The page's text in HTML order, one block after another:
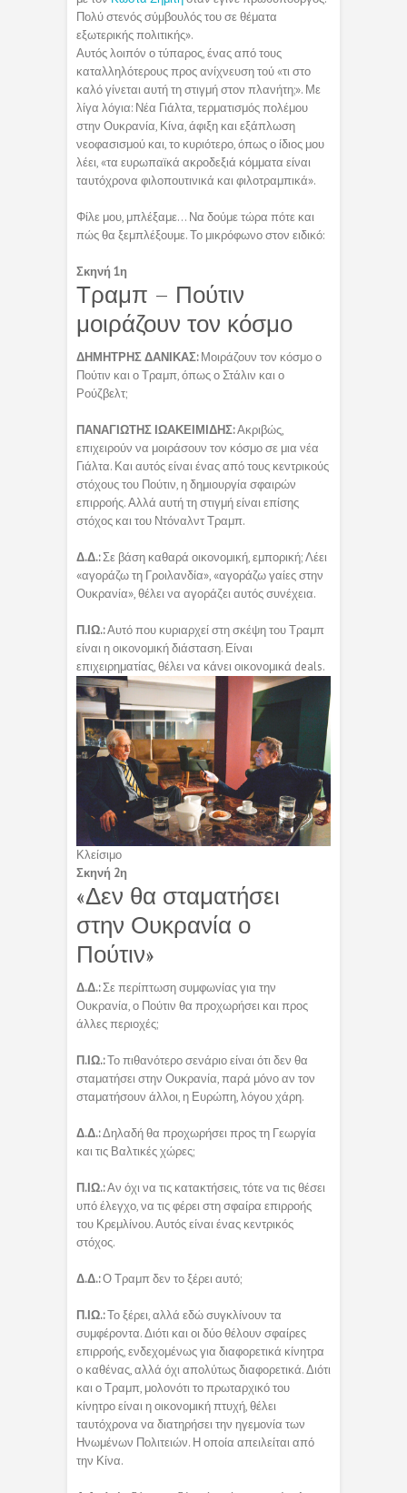
Πολύ στενός σύμβουλός του σε θέματα
εξωτερικής πολιτικής».
Αυτός λοιπόν ο τύπαρος, ένας από τους
καταλληλότερους προς ανίχνευση τού «τι στο
καλό γίνεται αυτή τη στιγμή στον πλανήτη;». Με
λίγα λόγια: Νέα Γιάλτα, τερματισμός πολέμου
στην Ουκρανία, Κίνα, άφιξη και εξάπλωση
νεοφασισμού και, το κυριότερο, όπως ο ίδιος μου
λέει, «τα ευρωπαϊκά ακροδεξιά κόμματα είναι
ταυτόχρονα φιλοπουτινικά και φιλοτραμπικά».
Φίλε μου, μπλέξαμε… Να δούμε τώρα πότε και
πώς θα ξεμπλέξουμε. Το μικρόφωνο στον ειδικό:
Σκηνή 1η
Τραμπ – Πούτιν
μοιράζουν τον κόσμο
ΔΗΜΗΤΡΗΣ ΔΑΝΙΚΑΣ:Μοιράζουν τον κόσμο ο
Πούτιν και ο Τραμπ, όπως ο Στάλιν και ο
Ρούζβελτ;
ΠΑΝΑΓΙΩΤΗΣ ΙΩΑΚΕΙΜΙΔΗΣ:Ακριβώς,
επιχειρούν να μοιράσουν τον κόσμο σε μια νέα
Γιάλτα. Και αυτός είναι ένας από τους κεντρικούς
στόχους του Πούτιν, η δημιουργία σφαιρών
επιρροής. Αλλά αυτή τη στιγμή είναι επίσης
στόχος και του Ντόναλντ Τραμπ.
Δ.Δ.:Σε βάση καθαρά οικονομική, εμπορική; Λέει
«αγοράζω τη Γροιλανδία», «αγοράζω γαίες στην
Ουκρανία», θέλει να αγοράζει αυτός συνέχεια.
Π.ΙΩ.:Αυτό που κυριαρχεί στη σκέψη του Τραμπ
είναι η οικονομική διάσταση. Είναι
επιχειρηματίας, θέλει να κάνει οικονομικά deals.
Κλείσιμο
Σκηνή 2η
«Δεν θα σταματήσει
στην Ουκρανία ο
Πούτιν»
Δ.Δ.:Σε περίπτωση συμφωνίας για την
Ουκρανία, ο Πούτιν θα προχωρήσει και προς
άλλες περιοχές;
Π.ΙΩ.:Το πιθανότερο σενάριο είναι ότι δεν θα
σταματήσει στην Ουκρανία, παρά μόνο αν τον
σταματήσουν άλλοι, η Ευρώπη, λόγου χάρη.
Δ.Δ.:Δηλαδή θα προχωρήσει προς τη Γεωργία
και τις Βαλτικές χώρες;
Π.ΙΩ.:Αν όχι να τις κατακτήσεις, τότε να τις θέσει
υπό έλεγχο, να τις φέρει στη σφαίρα επιρροής
του Κρεμλίνου. Αυτός είναι ένας κεντρικός
στόχος.
Δ.Δ.:Ο Τραμπ δεν το ξέρει αυτό;
Π.ΙΩ.:Το ξέρει, αλλά εδώ συγκλίνουν τα
συμφέροντα. Διότι και οι δύο θέλουν σφαίρες
επιρροής, ενδεχομένως για διαφορετικά κίνητρα
ο καθένας, αλλά όχι απολύτως διαφορετικά. Διότι
και ο Τραμπ, μολονότι το πρωταρχικό του
κίνητρο είναι η οικονομική πτυχή, θέλει
ταυτόχρονα να διατηρήσει την ηγεμονία των
Ηνωμένων Πολιτειών. Η οποία απειλείται από
την Κίνα.